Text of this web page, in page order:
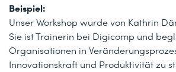
Beispiel:
Unser Workshop wurde von Kathrin
Sie ist Trainerin bei Digicomp und
Organisationen in
Innovationskraft und Produktivität zu